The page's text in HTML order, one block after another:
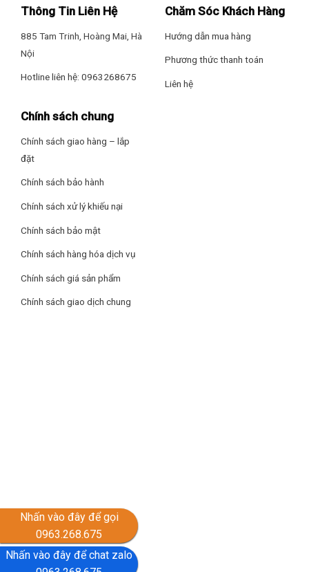
Nhấn vào đây để gọi
0963.268.675
Nhấn vào đây để chat zalo
Thông Tin Liên Hệ
885 Tam Trinh, Hoàng Mai, Hà
Nội
Hotline liên hệ: 0963268675
Chăm Sóc Khách Hàng
Hướng dẫn mua hàng
Phương thức thanh toán
Liên hệ
Chính sách chung
Chính sách giao hàng – lắp
đặt
Chính sách bảo hành
Chính sách xử lý khiếu nại
Chính sách bảo mật
Chính sách hàng hóa dịch vụ
Chính sách giá sản phẩm
Chính sách giao dịch chung